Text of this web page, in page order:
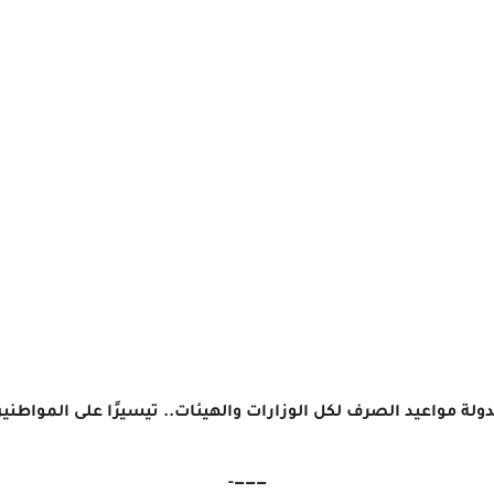
مواعيد الصرف لكل الوزارات والهيئات.. تيسيرًا على
———-